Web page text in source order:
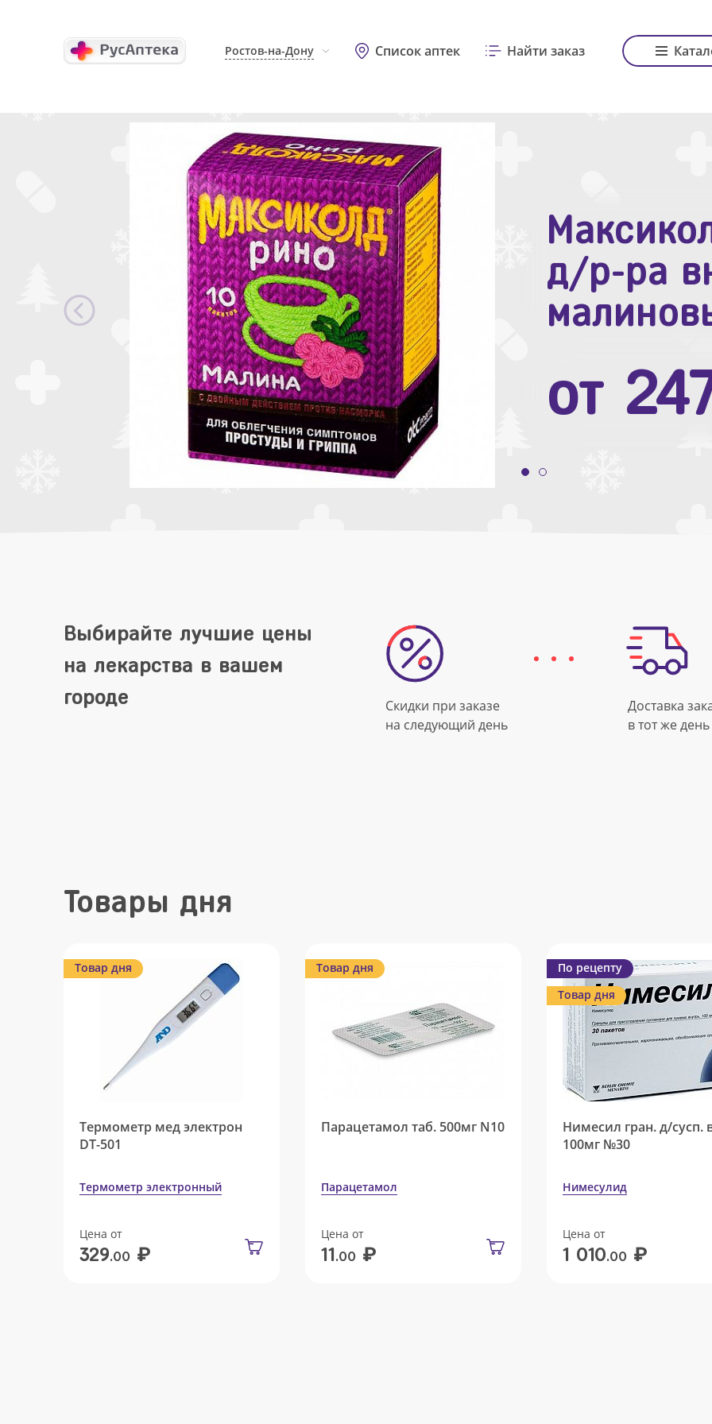
Ростов-на-Дону Список аптек Найти заказ
д/р-ра
от
Зодак
№10
от
Выбирайте лучшие цены
на лекарства в вашем
городе
Скидки при заказе
на следующий день
Доставка
в тот же день
Товары дня
Товар дня
Термометр мед электрон
DT-501
Термометр электронный
Цена от
329.00 ₽
Товар дня
Парацетамол таб. 500мг N10
Парацетамол
Цена от
11.00 ₽
По рецепту
Товар дня
Нимесил гран. д/сусп.
100мг №30
Нимесулид
Цена от
1 010.00 ₽